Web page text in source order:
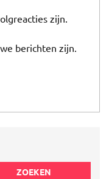
zijn.
berichten zijn.
ZOEKEN